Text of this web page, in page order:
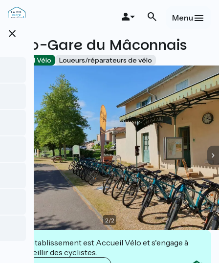
Aller
au
principal
close
Menu
Vélo-Gare du Mâconnais
Accueil Vélo Loueurs/réparateurs de vélo
2/2
Cet établissement est Accueil Vélo et s'engage à
accueillir des cyclistes.